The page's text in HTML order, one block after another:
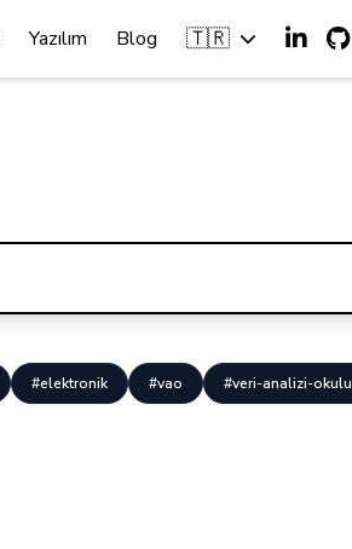
Yazılım Blog 🇹🇷
#elektronik #vao #veri-analizi-okulu